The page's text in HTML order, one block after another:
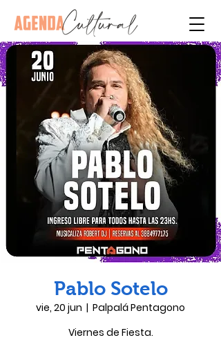
Pablo Sotelo
vie, 20 jun
  |
Palpalá Pentagono
Viernes de Fiesta.